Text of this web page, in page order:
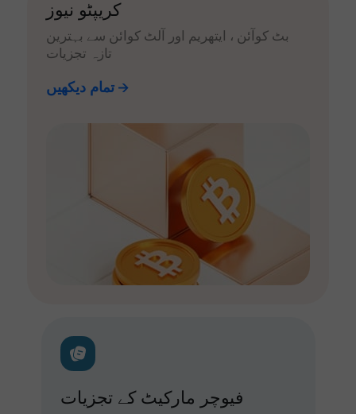
کریپٹو نیوز
بٹ کوآئن ، ایتھریم اور آلٹ کوائن سے بہترین
تازہ تجزیات
تمام دیکھیں
فیوچر مارکیٹ کے تجزیات